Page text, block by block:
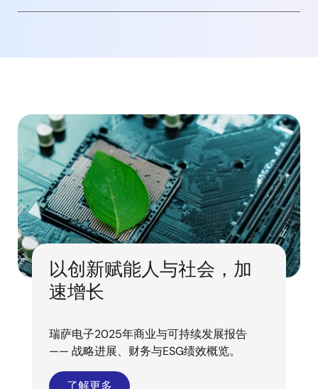
以创新赋能人与社会，加
速增长
瑞萨电子2025年商业与可持续发展报告
—— 战略进展、财务与ESG绩效概览。
了解更多